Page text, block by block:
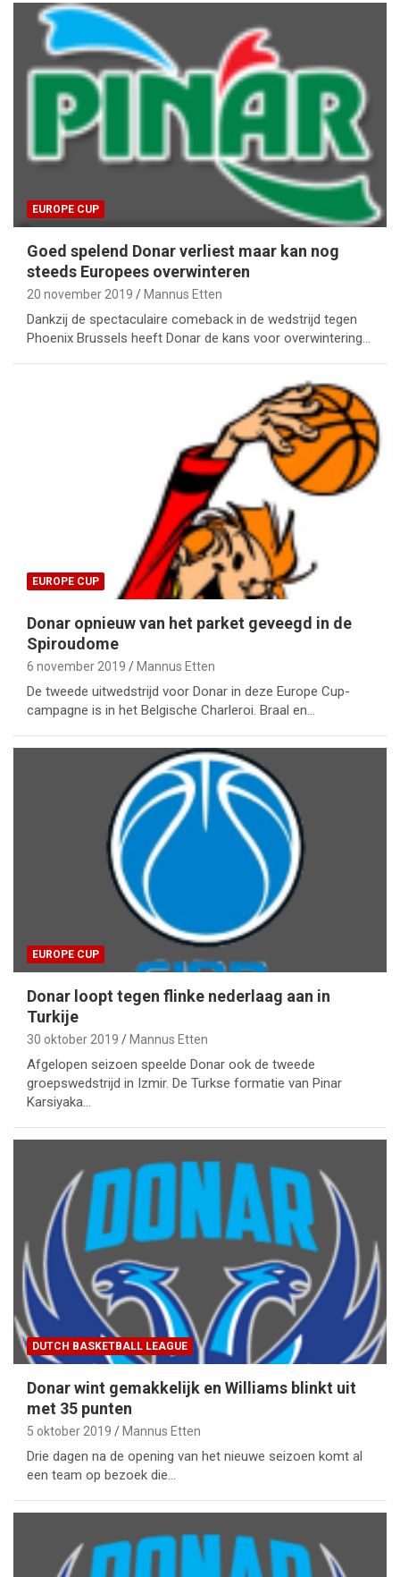
EUROPE CUP
Goed spelend Donar verliest maar kan nog
steeds Europees overwinteren
20 november 2019 Mannus Etten
Dankzij de spectaculaire comeback in de wedstrijd tegen
Phoenix Brussels heeft Donar de kans voor overwintering…
EUROPE CUP
Donar opnieuw van het parket geveegd in de
Spiroudome
6 november 2019 Mannus Etten
De tweede uitwedstrijd voor Donar in deze Europe Cup-
campagne is in het Belgische Charleroi. Braal en…
EUROPE CUP
Donar loopt tegen flinke nederlaag aan in
Turkije
30 oktober 2019 Mannus Etten
Afgelopen seizoen speelde Donar ook de tweede
groepswedstrijd in Izmir. De Turkse formatie van Pinar
Karsiyaka…
DUTCH BASKETBALL LEAGUE
Donar wint gemakkelijk en Williams blinkt uit
met 35 punten
5 oktober 2019 Mannus Etten
Drie dagen na de opening van het nieuwe seizoen komt al
een team op bezoek die…